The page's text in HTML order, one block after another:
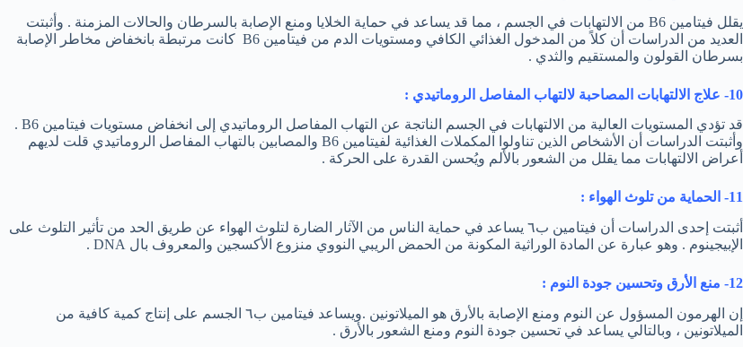
يقلل فيتامين B6 من الالتهابات في الجسم ، مما قد يساعد في حماية الخلايا ومنع الإصابة بالسرطان والحالات المزمنة . وأثبتت
العديد من الدراسات أن كلاً من المدخول الغذائي الكافي ومستويات الدم من فيتامين B6 كانت مرتبطة بانخفاض مخاطر الإصابة
بسرطان القولون والمستقيم والثدي .
10- علاج الالتهابات المصاحبة لالتهاب المفاصل الروماتيدي :
قد تؤدي المستويات العالية من الالتهابات في الجسم الناتجة عن التهاب المفاصل الروماتيدي إلى انخفاض مستويات فيتامين B6 .
وأثبتت الدراسات أن الأشخاص الذين تناولوا المكملات الغذائية لفيتامين B6 والمصابين بالتهاب المفاصل الروماتيدي قلت لديهم
أعراض الالتهابات مما يقلل من الشعور بالألم ويُحسن القدرة على الحركة .
11- الحماية من تلوث الهواء :
أثبتت إحدى الدراسات أن فيتامين ب٦ يساعد في حماية الناس من الآثار الضارة لتلوث الهواء عن طريق الحد من تأثير التلوث على
الإبيجينوم . وهو عبارة عن المادة الوراثية المكونة من الحمض الريبي النووي منزوع الأكسجين والمعروف بال DNA .
12- منع الأرق وتحسين جودة النوم :
إن الهرمون المسؤول عن النوم ومنع الإصابة بالأرق هو الميلاتونين .ويساعد فيتامين ب٦ الجسم على إنتاج كمية كافية من
الميلاتونين ، وبالتالي يساعد في تحسين جودة النوم ومنع الشعور بالأرق .